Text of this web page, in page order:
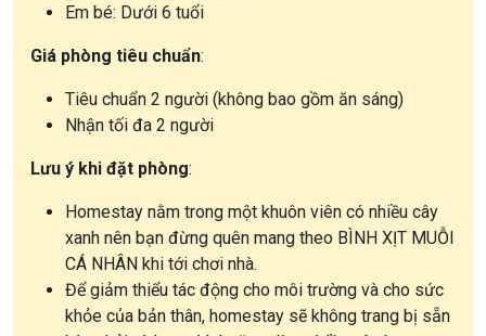
Em bé: Dưới 6 tuổi
Giá phòng tiêu chuẩn:
Tiêu chuẩn 2 người (không bao gồm ăn sáng)
Nhận tối đa 2 người
Lưu ý khi đặt phòng:
Homestay nằm trong một khuôn viên có nhiều cây
xanh nên bạn đừng quên mang theo BÌNH XỊT MUỖI
CÁ NHÂN khi tới chơi nhà.
Để giảm thiểu tác động cho môi trường và cho sức
khỏe của bản thân, homestay sẽ không trang bị sẵn